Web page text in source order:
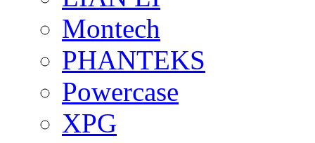
Montech
PHANTEKS
Powercase
XPG